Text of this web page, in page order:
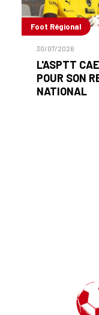
Foot Régional
30/07/2026
L'ASPTT
POUR SON
NATIONAL